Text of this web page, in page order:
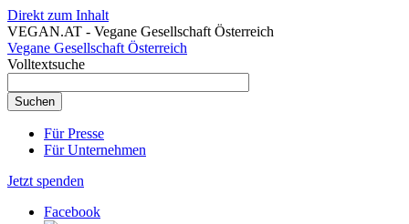
Direkt zum Inhalt
VEGAN.AT - Vegane Gesellschaft Österreich
Vegane Gesellschaft Österreich
Volltextsuche
Für Presse
Für Unternehmen
Jetzt spenden
Facebook